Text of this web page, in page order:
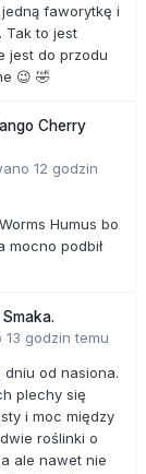
faworytkę i
Tak to jest
jest do przodu
😉 🤣
Cherry
12 godzin
Humus bo
mocno podbił
13 godzin temu
dniu od nasiona.
plechy się
i moc między
dwie roślinki o
ale nawet nie